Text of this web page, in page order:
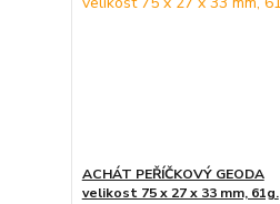
ACHÁT PEŘÍČKOVÝ GEODA
velikost 75 x 27 x 33 mm, 61g.